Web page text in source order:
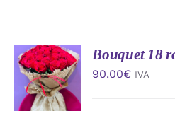
AÑADIR
AL
CARRITO
/
DETALLES
Bouquet 18
90.00€ IVA